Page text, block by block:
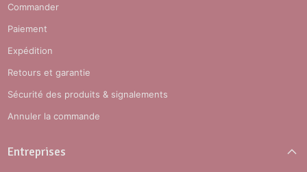
Commander
Paiement
Expédition
Retours et garantie
Sécurité des produits & signalements
Annuler la commande
Entreprises